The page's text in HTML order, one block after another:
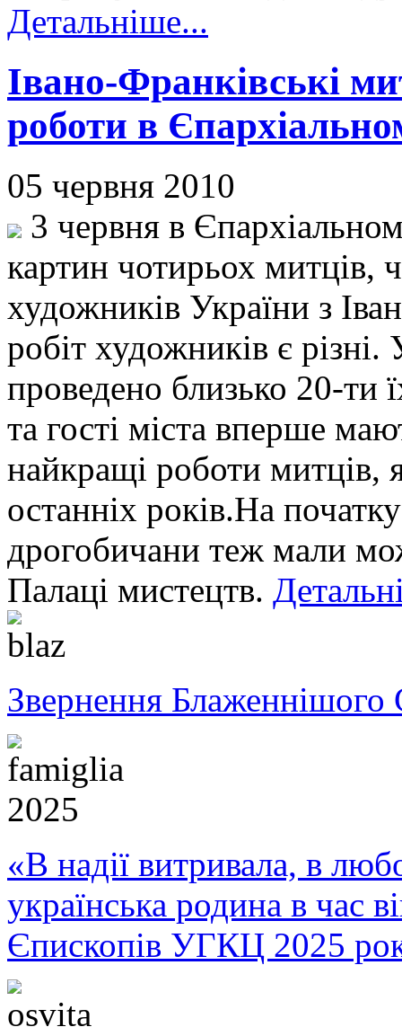
Детальніше...
Івано-Франківські
роботи в
05 червня 2010
3 червня в
картин чотирьох митців,
художників України з
робіт художників є
проведено близько 20-ти
та гості міста вперше
найкращі роботи митців,
останніх років.На
дрогобичани теж мали
Палаці мистецтв.
Звернення Блаженнішого
«В надії витривала, в
українська родина в час
Єпископів УГКЦ 2025